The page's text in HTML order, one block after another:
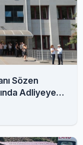
Sözen
Adliyeye